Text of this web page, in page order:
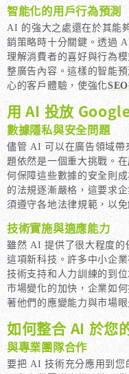
智能化的用戶行為預測
AI 的強大之處還在於其能
銷策略時十分關鍵。透過
理解消費者的喜好與行為
整廣告內容。這樣的智能
心的客戶體驗，使強化
用 AI 投放
數據隱私與安全問題
儘管 AI 可以在廣告領域帶
題依然是一個重大挑戰。在
何保障這些數據的安全則
的法規逐漸嚴格，這要求
須遵守各地法律規範，以免
技術實施與適應能力
雖然 AI 提供了很大程度的
這項新科技。許多中小企
技術支持和人力訓練的到
市場變化的加快，企業如
著他們的應變能力與市場眼
如何整合 AI 於您
與專業團隊合作
要把 AI 技術充分應用到您